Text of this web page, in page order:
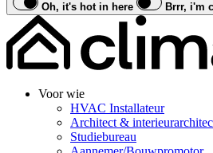
Oh, it's hot in here Brrr, i'm
Voor wie
HVAC Installateur
Architect &
Studiebureau